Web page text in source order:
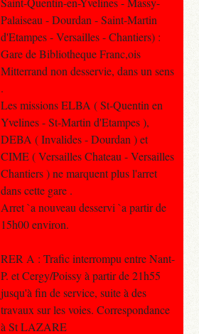
Palaiseau - Dourdan - Saint-Martin
d'Etampes - Versailles - Chantiers) :
Gare de Bibliotheque Franc,ois
Mitterrand non desservie, dans un sens
.
Les missions ELBA ( St-Quentin en
Yvelines - St-Martin d'Etampes ),
DEBA ( Invalides - Dourdan ) et
CIME ( Versailles Chateau - Versailles
Chantiers ) ne marquent plus l'arret
dans cette gare .
Arret `a nouveau desservi `a partir de
15h00 environ.
RER A : Trafic interrompu entre Nant-
P. et Cergy/Poissy à partir de 21h55
jusqu'à fin de service, suite à des
travaux sur les voies. Correspondance
à St LAZARE